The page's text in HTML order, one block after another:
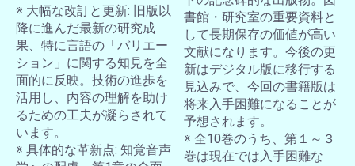
※ 大幅な改訂と更新: 旧版以
降に進んだ最新の研究成
果、特に言語の「バリエー
ション」に関する知見を全
面的に反映。技術の進歩を
活用し、内容の理解を助け
るための工夫が凝らされて
います。
※ 具体的な革新点: 知覚音声
書館・研究室の重要資料と
して長期保存の価値が高い
文献になります。今後の更
新はデジタル版に移行する
見込みで、今回の書籍版は
将来入手困難になることが
予想されます。
※ 全10巻のうち、第１～３
巻は現在では入手困難な